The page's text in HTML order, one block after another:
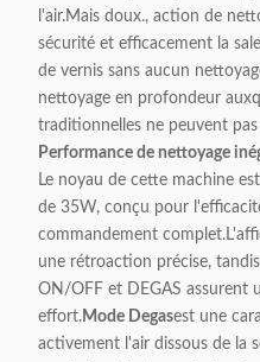
l'air.Mais doux., action de
sécurité et efficacement la
de vernis sans aucun
nettoyage en profondeur
traditionnelles ne peuvent
Performance de nettoyage
Le noyau de cette machine
de 35W, conçu pour
commandement
une rétroaction précise,
ON/OFF et DEGAS assurent
effort.Mode Degasest une
activement l'air dissous de la